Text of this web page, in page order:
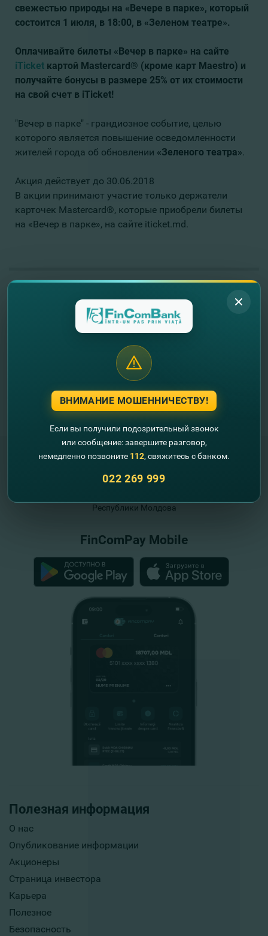
свежестью природы на «Вечере в парке», который
состоится 1 июля, в 18:00, в «Зеленом театре».
Оплачивайте билеты «Вечер в парке» на сайте
iTicket картой Mastercard® (кроме карт Maestro) и
получайте бонусы в размере 25% от их стоимости
на свой счет в iTicket!
"Вечер в парке" - грандиозное событие, целью
которого является повышение осведомленности
жителей города об обновлении «Зеленого театра».
Акция действует до 30.06.2018
В акции принимают участие только держатели
карточек Mastercard®, которые приобрели билеты
на «Вечер в парке», на сайте iticket.md.
// Другие новости
Полезная информация
О нас
Опубликование информации
Акционеры
Страница инвестора
Карьера
Полезное
Безопасность
Республики Молдова
FinComPay Mobile
ВНИМАНИЕ МОШЕННИЧЕСТВУ!
Если вы получили подозрительный звонок
или сообщение: завершите разговор,
немедленно позвоните 112, свяжитесь с банком.
022 269 999